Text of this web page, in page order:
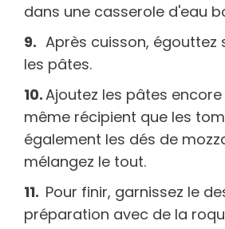
dans une casserole d'eau
Après cuisson, égouttez
les pâtes.
Ajoutez les pâtes
même récipient que les
également les dés de
mélangez le tout.
Pour finir, garnissez le
préparation avec de la